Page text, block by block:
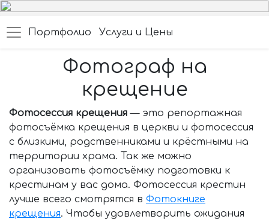
Портфолио Услуги и Цены
Фотограф на
крещение
Фотосессия крещения — это репортажная
фотосъёмка крещения в церкви и фотосессия
с близкими, родственниками и крёстными на
территории храма. Так же можно
организовать фотосъёмку подготовки к
крестинам у вас дома. Фотосессия крестин
лучше всего смотрятся в Фотокниге
крещения. Чтобы удовлетворить ожидания